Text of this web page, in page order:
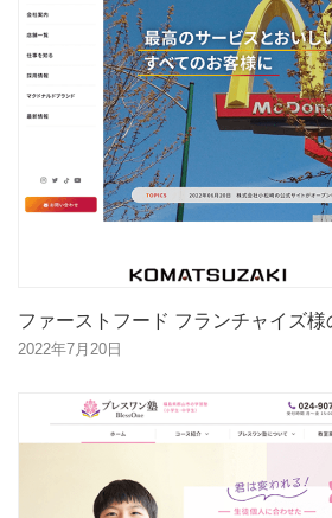
ファーストフード フランチャイズ
2022年7月20日